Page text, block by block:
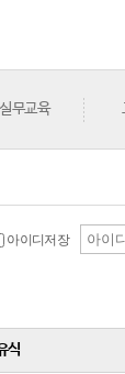
실무교육
아이디저장
식